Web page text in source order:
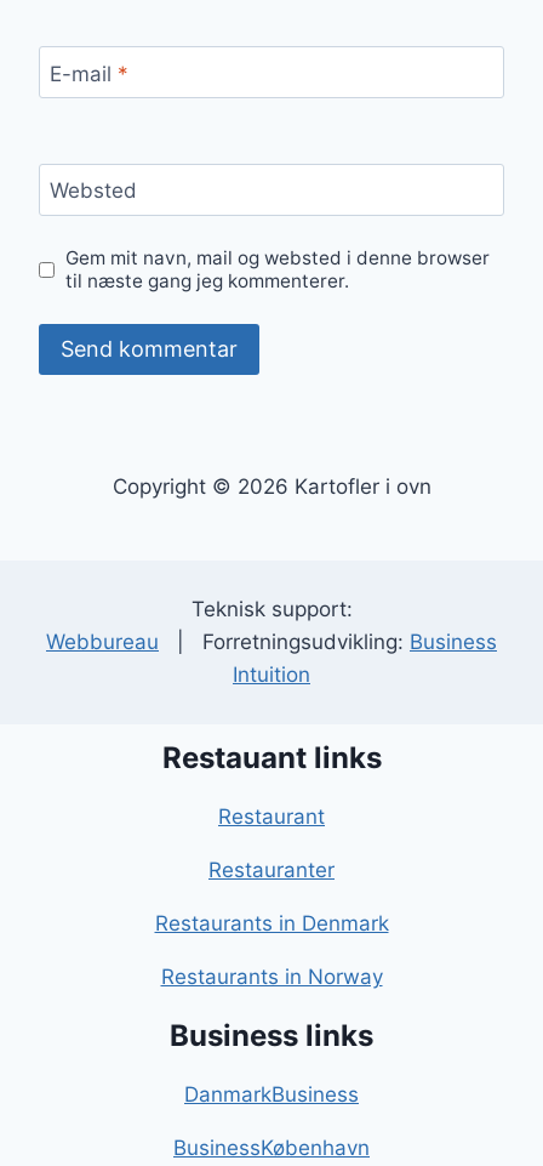
E-mail *
Websted
Gem mit navn, mail og websted i denne browser
til næste gang jeg kommenterer.
Copyright © 2026 Kartofler i ovn
Teknisk support:
Webbureau | Forretningsudvikling: Business
Intuition
Restauant links
Restaurant
Restauranter
Restaurants in Denmark
Restaurants in Norway
Business links
DanmarkBusiness
BusinessKøbenhavn